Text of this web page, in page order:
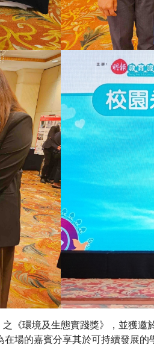
環境及生態實踐獎》，並獲邀
場的嘉賓分享其於可持續發展